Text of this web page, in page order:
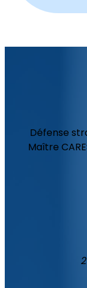
Défense
Maître